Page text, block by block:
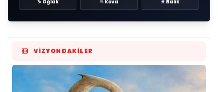
♑ Oğlak ♒ Kova ♓ Balık
VIZYONDAKILER